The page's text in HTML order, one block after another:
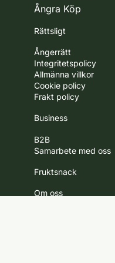
Ångra Köp
Rättsligt
Ångerrätt
Integritetspolicy
Allmänna villkor
Cookie policy
Frakt policy
Business
B2B
Samarbete med oss
Fruktsnack
Om oss